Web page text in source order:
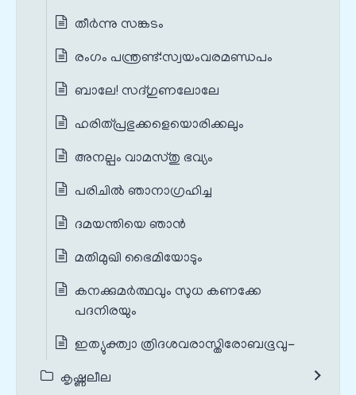
തീർന്നു സങ്കടം
രംഗം പന്ത്രണ്ട്‌:സ്വയംവരമണ്ഡപം
ബാലേ! സദ്ഗുണലോലേ
ഹരിത്പ്രഭുക്കളെയൊരിക്കലും
അനല്പം വാമസ്തു ഭവ്യം
പരിചിൽ ഞാനാഗ്രഹിച്ച
ദമയന്തിയെ ഞാൻ
മതിമുഖി ഭൈമിയോടും
കനക്കുമർത്ഥവും സുധ കണക്കേ
പദനിരയും
ഇത്യുക്ത്വാ ത്രിദശവരാസ്തിരോബഭൂവു-
കൃഷ്ണലീല